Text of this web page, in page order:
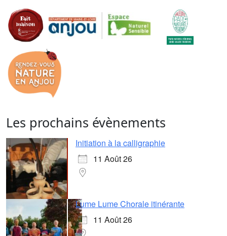
Les prochains évènements
Initiation à la calligraphie
11 Août 26
Lume Lume Chorale itinérante
11 Août 26